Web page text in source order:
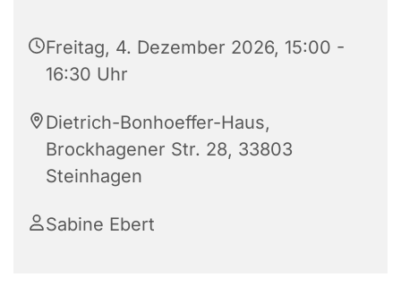
Freitag, 4. Dezember 2026, 15:00 -
16:30 Uhr
Dietrich-Bonhoeffer-Haus,
Brockhagener Str. 28, 33803
Steinhagen
Sabine Ebert